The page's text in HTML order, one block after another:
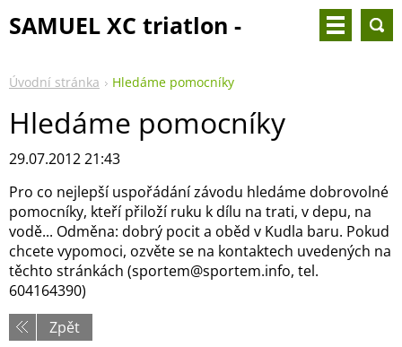
SAMUEL XC triatlon -
Úvodní stránka Hledáme pomocníky
Hledáme pomocníky
29.07.2012 21:43
Pro co nejlepší uspořádání závodu hledáme dobrovolné
pomocníky, kteří přiloží ruku k dílu na trati, v depu, na
vodě... Odměna: dobrý pocit a oběd v Kudla baru. Pokud
chcete vypomoci, ozvěte se na kontaktech uvedených na
těchto stránkách (sportem@sportem.info, tel.
604164390)
Zpět